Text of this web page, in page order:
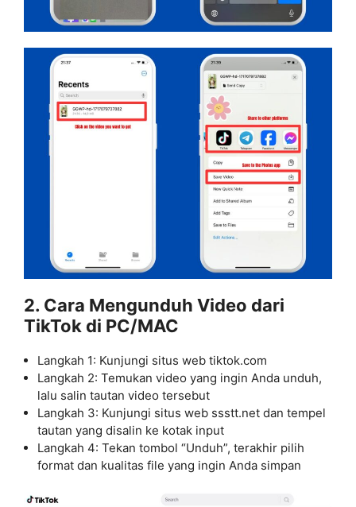
2. Cara Mengunduh Video dari
TikTok di PC/MAC
Langkah 1: Kunjungi situs web tiktok.com
Langkah 2: Temukan video yang ingin Anda unduh,
lalu salin tautan video tersebut
Langkah 3: Kunjungi situs web ssstt.net dan tempel
tautan yang disalin ke kotak input
Langkah 4: Tekan tombol “Unduh”, terakhir pilih
format dan kualitas file yang ingin Anda simpan